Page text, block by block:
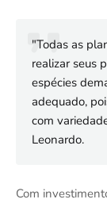
"Todas as
realizar seus
espécies
adequado,
com
Leonardo.
Com